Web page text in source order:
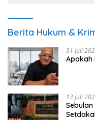
Berita Hukum &
31 Juli
Apakah
13 Juli